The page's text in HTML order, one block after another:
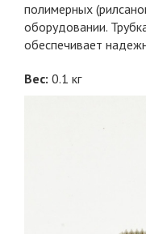
полимерных
оборудовании.
обеспечивает
Вес: 0.1 кг